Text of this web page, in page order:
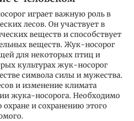
играет важную роль в
лесов. Он участвует в
веществ и способствует
веществ. Жук-носорог
для некоторых птиц и
культурах жук-носорог
символа силы и мужества.
и изменение климата
жука-носорога. Необходимо
и сохранению этого